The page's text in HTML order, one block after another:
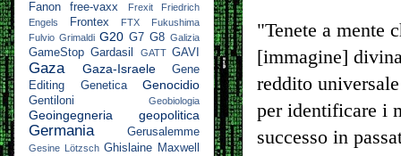
"Tenete a mente
[immagine]
reddito
per identificare i
successo in
Fanon
free-vaxx Frexit
Friedrich
Engels
Frontex FTX
Fukushima
Fulvio Grimaldi G20 G7 G8 Galizia
GameStop Gardasil GATT GAVI
Gaza Gaza-Israele
Gene
Editing
Genetica Genocidio
Gentiloni Geobiologia
Geoingegneria geopolitica
Germania Gerusalemme
Gesine Lötzsch Ghislaine Maxwell